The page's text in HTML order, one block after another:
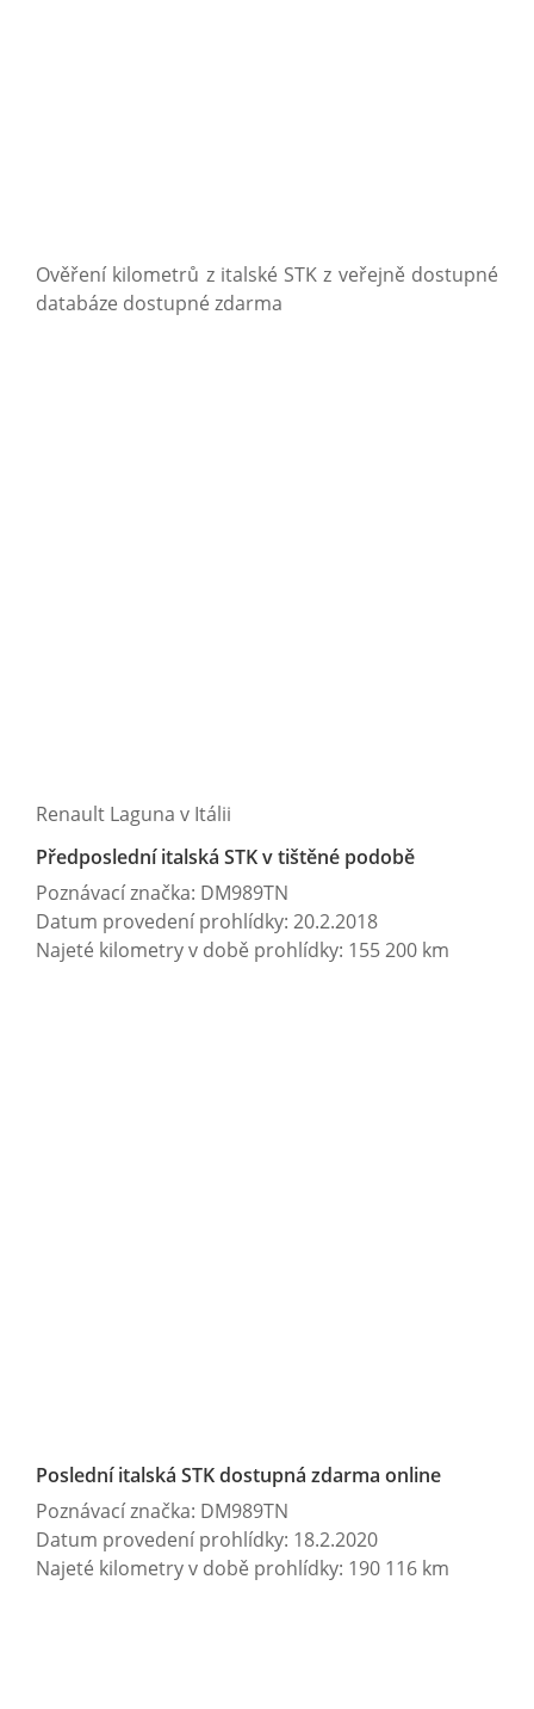
Ověření kilometrů z italské STK z veřejně dostupné
databáze dostupné zdarma
Renault Laguna v Itálii
Předposlední italská STK v tištěné podobě
Poznávací značka: DM989TN
Datum provedení prohlídky: 20.2.2018
Najeté kilometry v době prohlídky: 155 200 km
Poslední italská STK dostupná zdarma online
Poznávací značka: DM989TN
Datum provedení prohlídky: 18.2.2020
Najeté kilometry v době prohlídky: 190 116 km